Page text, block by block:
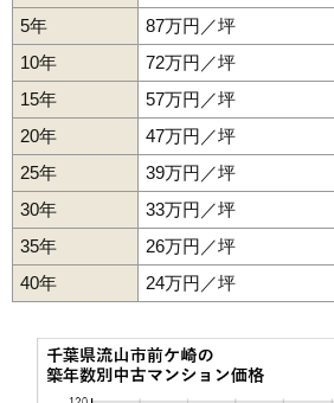
5年
87万円／坪
10年
72万円／坪
15年
57万円／坪
20年
47万円／坪
25年
39万円／坪
30年
33万円／坪
35年
26万円／坪
40年
24万円／坪